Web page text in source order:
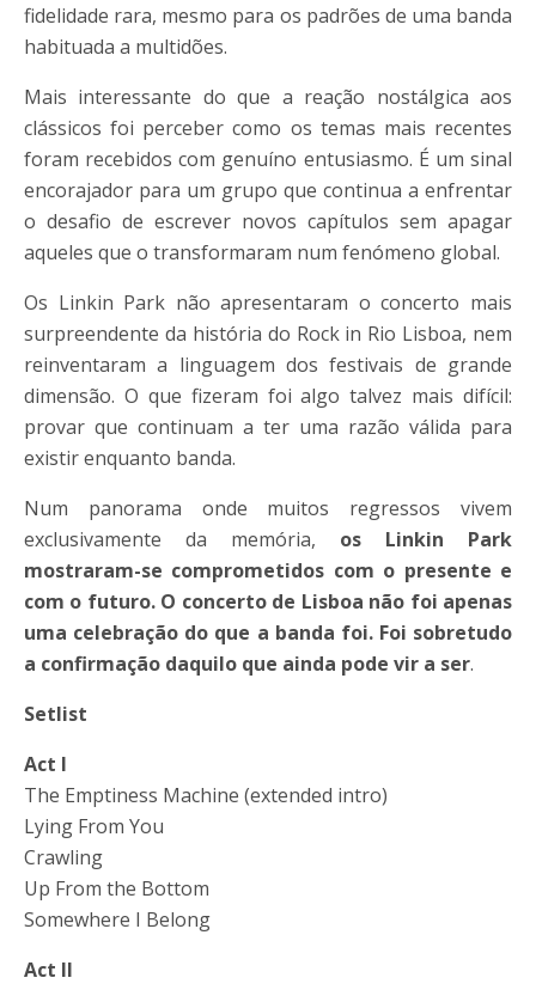
fidelidade rara, mesmo para os padrões de uma banda
habituada a multidões.
Mais interessante do que a reação nostálgica aos
clássicos foi perceber como os temas mais recentes
foram recebidos com genuíno entusiasmo. É um sinal
encorajador para um grupo que continua a enfrentar
o desafio de escrever novos capítulos sem apagar
aqueles que o transformaram num fenómeno global.
Os Linkin Park não apresentaram o concerto mais
surpreendente da história do Rock in Rio Lisboa, nem
reinventaram a linguagem dos festivais de grande
dimensão. O que fizeram foi algo talvez mais difícil:
provar que continuam a ter uma razão válida para
existir enquanto banda.
Num panorama onde muitos regressos vivem
exclusivamente da memória, os Linkin Park
mostraram-se comprometidos com o presente e
com o futuro. O concerto de Lisboa não foi apenas
uma celebração do que a banda foi. Foi sobretudo
a confirmação daquilo que ainda pode vir a ser.
Setlist
Act I
The Emptiness Machine (extended intro)
Lying From You
Crawling
Up From the Bottom
Somewhere I Belong
Act II